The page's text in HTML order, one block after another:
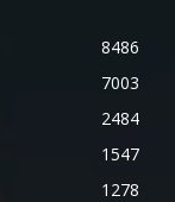
8486
7003
2484
1547
1278